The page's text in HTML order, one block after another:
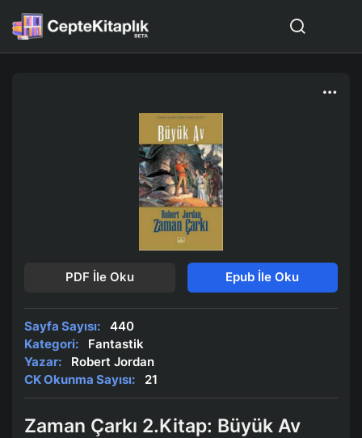
PDF İle Oku Epub İle Oku
Sayfa Sayısı:
440
Kategori:
Fantastik
Yazar:
Robert Jordan
CK Okunma Sayısı:
21
Zaman Çarkı 2.Kitap: Büyük Av